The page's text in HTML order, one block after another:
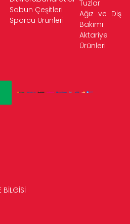
Sabun Çeşitleri
Sporcu Ürünleri
Tuzlar
Ağız ve Diş
Bakımı
Aktariye
Ürünleri
BİLGİSİ